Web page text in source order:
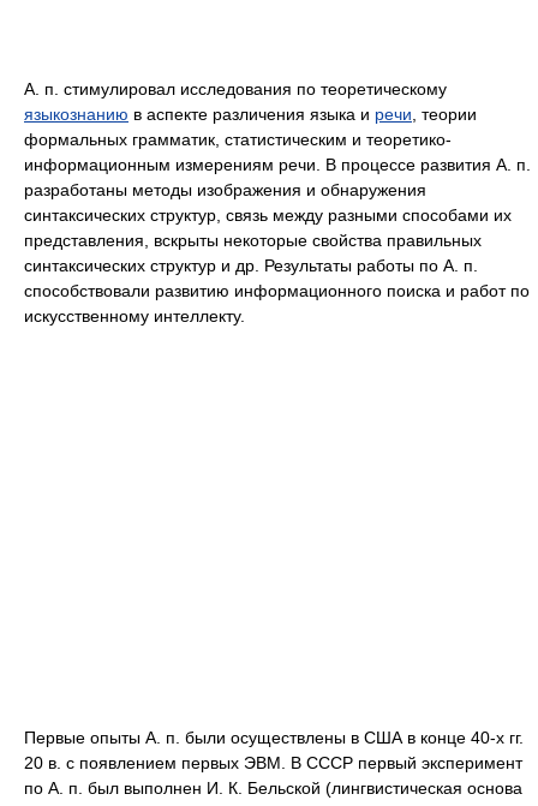
А. п. стимулировал исследования по теоретическому
языкознанию в аспекте различения языка и речи , теории
формальных грамматик, статистическим и теоретико-
информационным измерениям речи. В процессе развития А. п.
разработаны методы изображения и обнаружения
синтаксических структур, связь между разными способами их
представления, вскрыты некоторые свойства правильных
синтаксических структур и др. Результаты работы по А. п.
способствовали развитию информационного поиска и работ по
искусственному интеллекту.
Первые опыты А. п. были осуществлены в США в конце 40‑х гг.
20 в. с появлением первых ЭВМ. В СССР первый эксперимент
по А. п. был выполнен И. К. Бельской (лингвистическая основа